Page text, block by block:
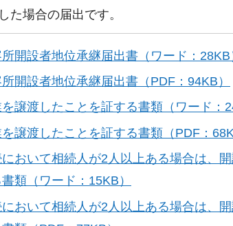
た場合の届出です。
開設者地位承継届出書（ワード：28KB
開設者地位承継届出書（PDF：94KB）
譲渡したことを証する書類（ワード：
譲渡したことを証する書類（PDF：
おいて相続人が2人以上ある場合は、
類（ワード：15KB）
おいて相続人が2人以上ある場合は、